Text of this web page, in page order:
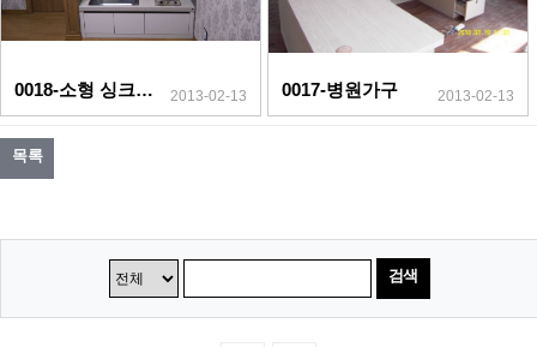
0018-소형 싱크대(앉은뱅이) 2013-02-13 0017-병원가구 2013-02-13
목록
검색